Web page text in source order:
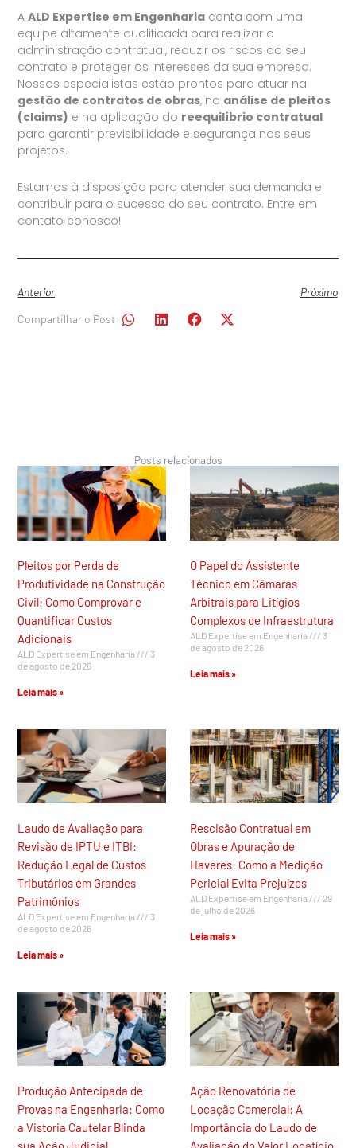
AALD Expertise em Engenharia conta com uma
equipe altamente qualificada para realizar a
administração contratual, reduzir os riscos do seu
contrato e proteger os interesses da sua empresa.
Nossos especialistas estão prontos para atuar na
gestão de contratos de obras, na análise de pleitos
(claims) e na aplicação do reequilíbrio contratual
para garantir previsibilidade e segurança nos seus
projetos.
Estamos à disposição para atender sua demanda e
contribuir para o sucesso do seu contrato. Entre em
contato conosco!
Anterior
Próximo
Compartilhar o Post:
Posts relacionados
Pleitos por Perda de
Produtividade na Construção
Civil: Como Comprovar e
Quantificar Custos
Adicionais
ALD Expertise em Engenharia
3
de agosto de 2026
Leia mais »
O Papel do Assistente
Técnico em Câmaras
Arbitrais para Litígios
Complexos de Infraestrutura
ALD Expertise em Engenharia
3
de agosto de 2026
Leia mais »
Laudo de Avaliação para
Revisão de IPTU e ITBI:
Redução Legal de Custos
Tributários em Grandes
Patrimônios
ALD Expertise em Engenharia
3
de agosto de 2026
Leia mais »
Rescisão Contratual em
Obras e Apuração de
Haveres: Como a Medição
Pericial Evita Prejuízos
ALD Expertise em Engenharia
29
de julho de 2026
Leia mais »
Produção Antecipada de
Provas na Engenharia: Como
a Vistoria Cautelar Blinda
Ação Renovatória de
Locação Comercial: A
Importância do Laudo de